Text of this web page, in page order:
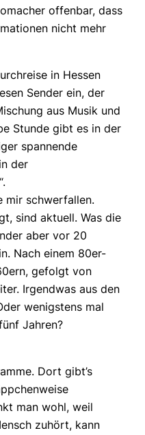
offenbar, dass
nicht mehr
in Hessen
Sender ein, der
aus Musik und
Stunde gibt es in der
spannende
der
mir schwerfallen.
sind aktuell. Was die
aber vor 20
Nach einem 80er-
gefolgt von
Irgendwas aus den
wenigstens mal
Jahren?
Dort gibt’s
man wohl, weil
zuhört, kann